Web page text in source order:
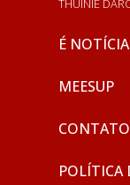
THUINIE
É NOTÍCIA
MEESUP
POLÍTICA